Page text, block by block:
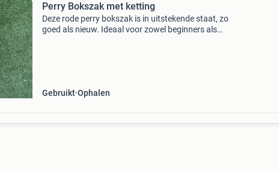
Perry Bokszak met ketting
Deze rode perry bokszak is in uitstekende staat, zo
goed als nieuw. Ideaal voor zowel beginners als
Gebruikt Ophalen